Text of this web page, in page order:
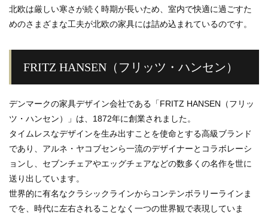
北欧は厳しい寒さが続く時期が長いため、室内で快適に過ごすた
めのさまざまな工夫が北欧の家具には詰め込まれているのです。
FRITZ HANSEN（フリッツ・ハンセン）
デンマークの家具デザイン会社である「FRITZ HANSEN（フリッ
ツ・ハンセン）」は、1872年に創業されました。
タイムレスなデザインを生み出すことを使命とする高級ブランド
であり、アルネ・ヤコブセンら一流のデザイナーとコラボレーシ
ョンし、セブンチェアやエッグチェアなどの数多くの名作を世に
送り出しています。
世界的に有名なクラシックラインからコンテンボラリーラインま
でを、時代に左右されることなく一つの世界観で表現していま